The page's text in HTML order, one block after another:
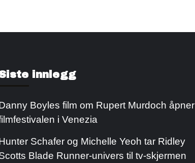
innlegg
Boyles film om Rupert Murdoch åpner
i Venezia
Schafer og Michelle Yeoh tar Ridley
Blade Runner-univers til tv-skjermen